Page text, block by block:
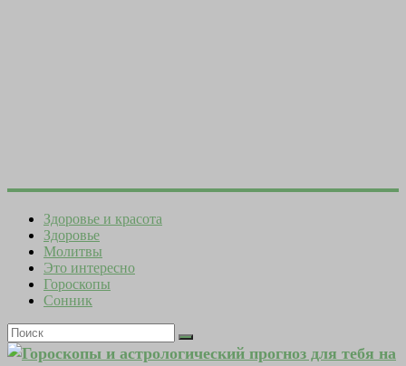
Здоровье и красота
Здоровье
Молитвы
Это интересно
Гороскопы
Сонник
Гороскопы и астрологический прогноз для тебя на